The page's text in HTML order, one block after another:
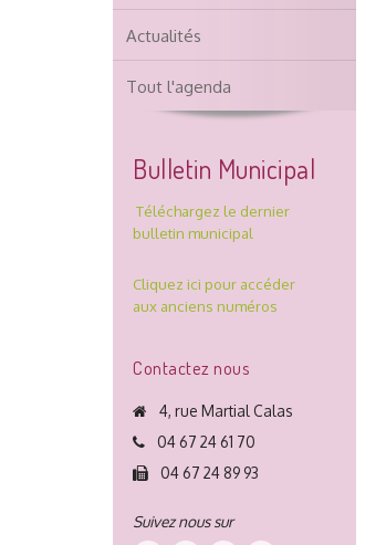
Actualités
Tout l'agenda
Bulletin Municipal
Téléchargez le dernier
bulletin municipal
Cliquez ici pour accéder
aux anciens numéros
Contactez nous
4, rue Martial Calas
04 67 24 61 70
04 67 24 89 93
Suivez nous sur